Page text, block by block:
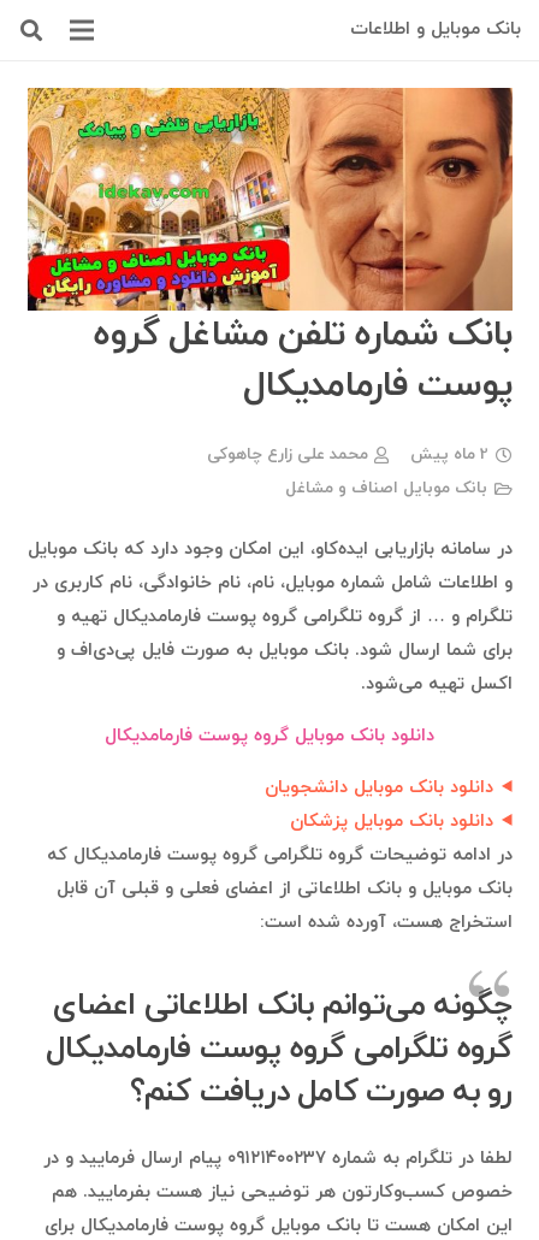
بانک موبایل و اطلاعات
بانک شماره تلفن مشاغل گروه
پوست فارمامدیکال
2 ماه پیش
محمد علی زارع چاهوکی
بانک موبایل اصناف و مشاغل
در سامانه بازاریابی ایده‌کاو، این امکان وجود دارد که بانک موبایل
و اطلاعات شامل شماره موبایل، نام، نام خانوادگی، نام کاربری در
تلگرام و … از گروه تلگرامی گروه پوست فارمامدیکال تهیه و
برای شما ارسال شود. بانک موبایل به صورت فایل پی‌دی‌اف و
اکسل تهیه می‌شود.
دانلود بانک موبایل گروه پوست فارمامدیکال
دانلود بانک موبایل دانشجویان
دانلود بانک موبایل پزشکان
در ادامه توضیحات گروه تلگرامی گروه پوست فارمامدیکال که
بانک موبایل و بانک اطلاعاتی از اعضای فعلی و قبلی آن قابل
استخراج هست، آورده شده است:
چگونه می‌توانم بانک اطلاعاتی اعضای
گروه تلگرامی گروه پوست فارمامدیکال
رو به صورت کامل دریافت کنم؟
لطفا در تلگرام به شماره ۰۹۱۲۱۴۰۰۲۳۷ پیام ارسال فرمایید و در
خصوص کسب‌وکارتون هر توضیحی نیاز هست بفرمایید. هم
این امکان هست تا بانک موبایل گروه پوست فارمامدیکال برای